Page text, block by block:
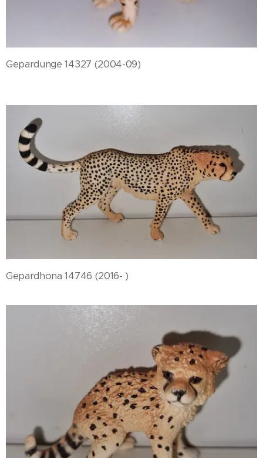
Gepardunge 14327 (2004-09)
Gepardhona 14746 (2016- )